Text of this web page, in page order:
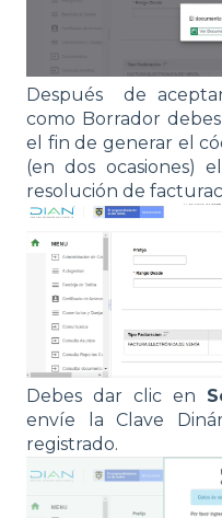
Después de
como Borrador
el fin de generar el
(en dos ocasiones)
resolución de
Debes dar clic en
envíe la Clave
registrado.